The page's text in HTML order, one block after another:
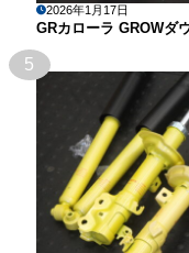
2026年1月17日
GRカローラ GROWダ
5